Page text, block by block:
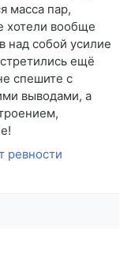
масса пар,
хотели вообще
над собой усилие
ещё
спешите с
выводами, а
ревности